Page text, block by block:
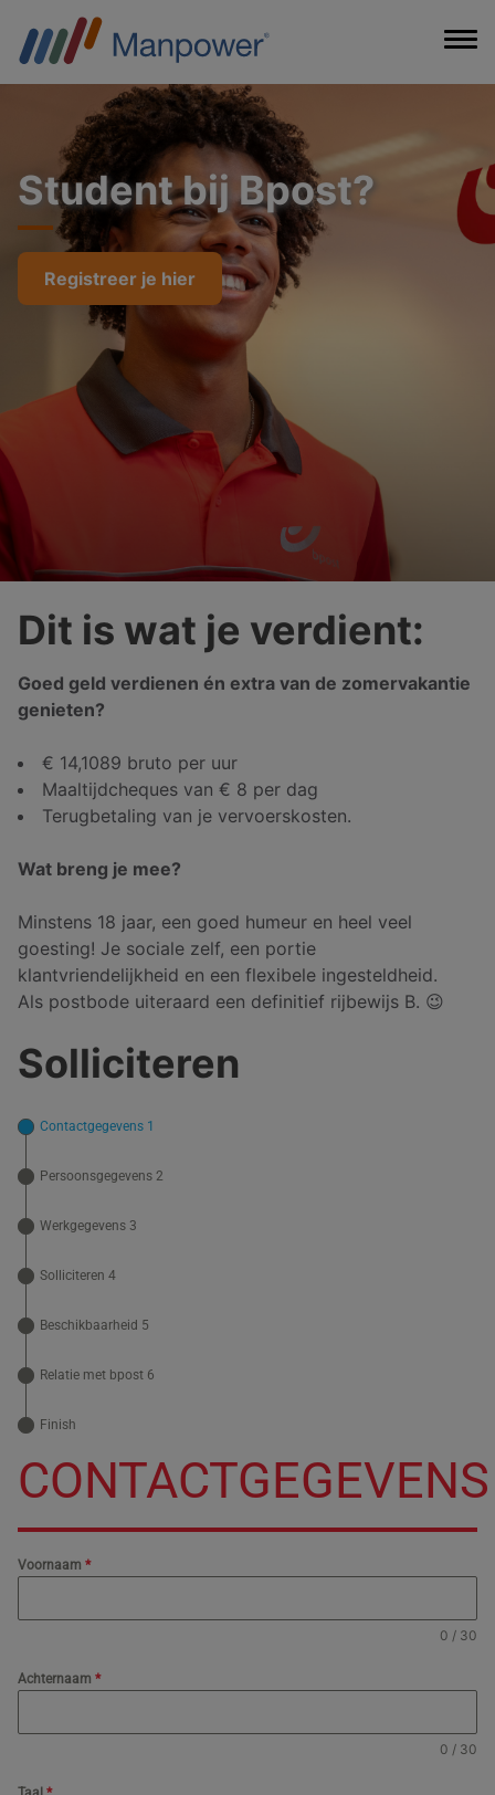
Student bij Bpost?
Registreer je hier
Dit is wat je verdient:
Goed geld verdienen én extra van de zomervakantie
genieten?
€ 14,1089 bruto per uur
Maaltijdcheques van € 8 per dag
Terugbetaling van je vervoerskosten.
Wat breng je mee?
Minstens 18 jaar, een goed humeur en heel veel
goesting! Je sociale zelf, een portie
klantvriendelijkheid en een flexibele ingesteldheid.
Als postbode uiteraard een definitief rijbewijs B. 😉
Solliciteren
Contactgegevens 1
Persoonsgegevens 2
Werkgegevens 3
Solliciteren 4
Beschikbaarheid 5
Relatie met bpost 6
Finish
CONTACTGEGEVENS
Voornaam *
0 / 30
Achternaam *
0 / 30